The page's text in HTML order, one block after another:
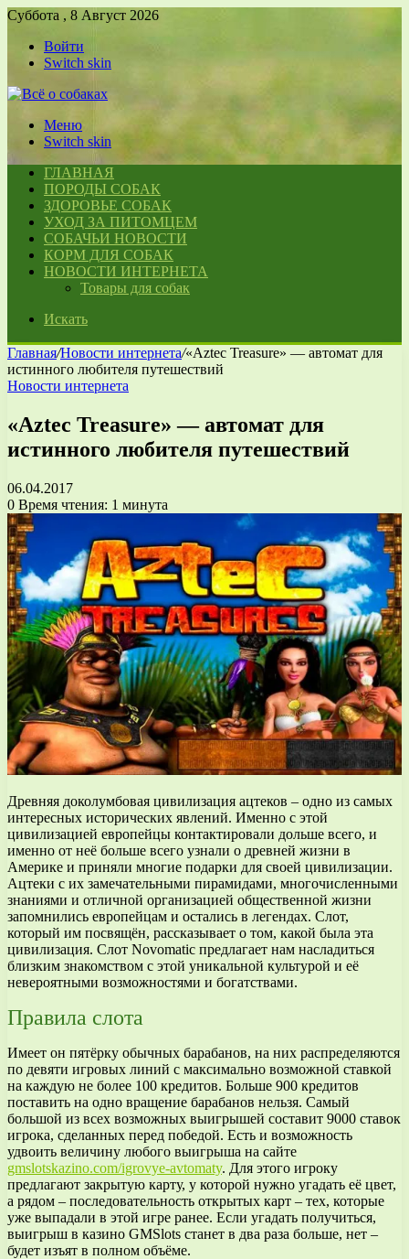
Суббота , 8 Август 2026
Войти
Switch skin
Меню
Switch skin
ГЛАВНАЯ
ПОРОДЫ СОБАК
ЗДОРОВЬЕ СОБАК
УХОД ЗА ПИТОМЦЕМ
СОБАЧЬИ НОВОСТИ
КОРМ ДЛЯ СОБАК
НОВОСТИ ИНТЕРНЕТА
Товары для собак
Искать
Главная/Новости интернета/«Aztec Treasure» — автомат для
истинного любителя путешествий
Новости интернета
«Aztec Treasure» — автомат для
истинного любителя путешествий
06.04.2017
0 Время чтения: 1 минута
Древняя доколумбовая цивилизация ацтеков – одно из самых
интересных исторических явлений. Именно с этой
цивилизацией европейцы контактировали дольше всего, и
именно от неё больше всего узнали о древней жизни в
Америке и приняли многие подарки для своей цивилизации.
Ацтеки с их замечательными пирамидами, многочисленными
знаниями и отличной организацией общественной жизни
запомнились европейцам и остались в легендах. Слот,
который им посвящён, рассказывает о том, какой была эта
цивилизация. Слот Novomatic предлагает нам насладиться
близким знакомством с этой уникальной культурой и её
невероятными возможностями и богатствами.
Правила слота
Имеет он пятёрку обычных барабанов, на них распределяются
по девяти игровых линий с максимально возможной ставкой
на каждую не более 100 кредитов. Больше 900 кредитов
поставить на одно вращение барабанов нельзя. Самый
большой из всех возможных выигрышей составит 9000 ставок
игрока, сделанных перед победой. Есть и возможность
удвоить величину любого выигрыша на сайте
gmslotskazino.com/igrovye-avtomaty. Для этого игроку
предлагают закрытую карту, у которой нужно угадать её цвет,
а рядом – последовательность открытых карт – тех, которые
уже выпадали в этой игре ранее. Если угадать получиться,
выигрыш в казино GMSlots станет в два раза больше, нет –
будет изъят в полном объёме.